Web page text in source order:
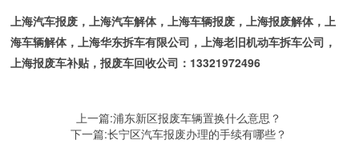
上海汽车报废，上海汽车解体，上海车辆报废，上海报废解体，上
海车辆解体，上海华东拆车有限公司，上海老旧机动车拆车公司，
上海报废车补贴，报废车回收公司：13321972496
上一篇:浦东新区报废车辆置换什么意思？
下一篇:长宁区汽车报废办理的手续有哪些？